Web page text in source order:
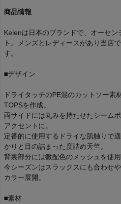
商品情報
Kelenは日本のブランドで、オーセ
ト。メンズとレディースがあり当店
す。
■デザイン
ドライタッチのPE混のカットソー素
TOPSを作成。
両サイドには丸みを持たせたシーム
アクセントに。
定番的に使用するドライな肌触りで
かりと目の詰まった度詰め天竺。
背裏部分には微配色のメッシュを使用
今シーズンはスラックスにも合わせ
カラー展開。
■素材